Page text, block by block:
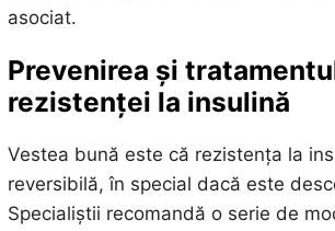
asociat.
Prevenirea și
rezistenței la insulină
Vestea bună este că rezistența la
reversibilă, în special dacă este
Specialiștii recomandă o serie de